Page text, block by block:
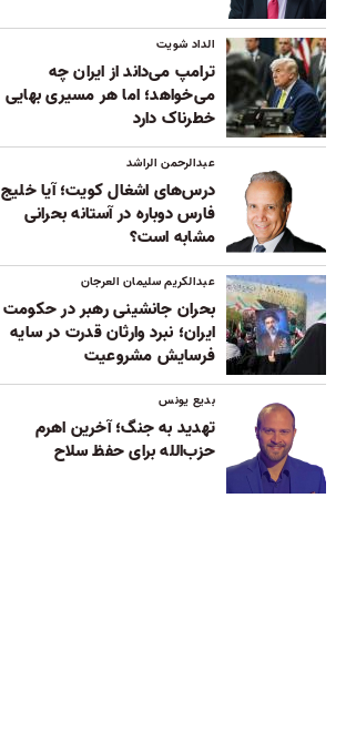
الداد شویت
ترامپ می‌داند از ایران چه
می‌خواهد؛ اما هر مسیری بهایی
خطرناک دارد
عبدالرحمن الراشد
درس‌های اشغال کویت؛ آیا خلیج
فارس دوباره در آستانه بحرانی
مشابه است؟
عبدالکریم سلیمان العرجان
بحران جانشینی رهبر در حکومت
ایران؛ نبرد وارثان قدرت در سایه
فرسایش مشروعیت
بدیع یونس
تهدید به جنگ؛ آخرین اهرم
حزب‌الله برای حفظ سلاح